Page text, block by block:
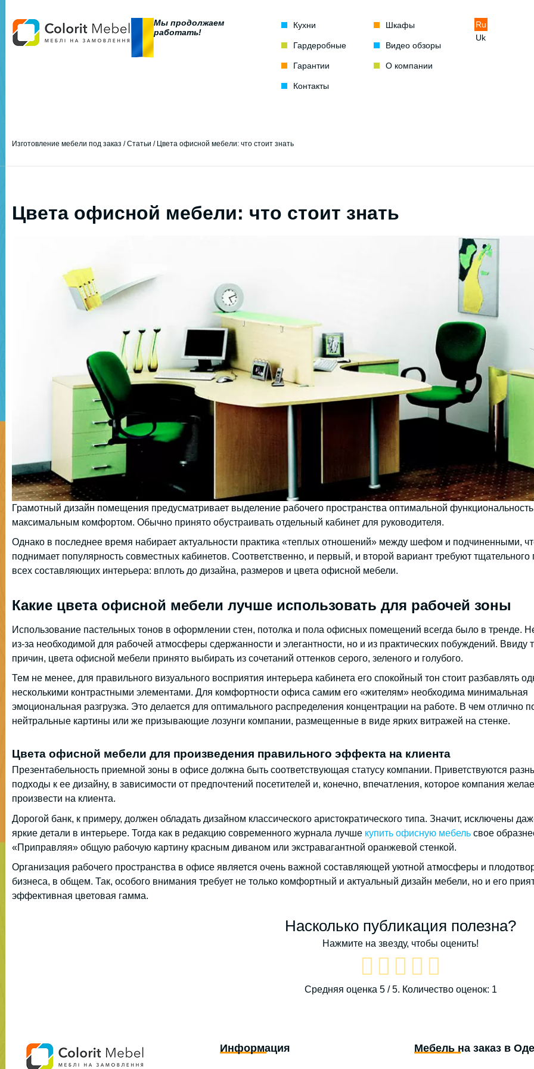
Мы продолжаем
работать!
Кухни Шкафы
Гардеробные Видео обзоры
Гарантии О компании
Контакты
Uk
Ru
Изготовление мебели под заказ /Статьи / Цвета офисной мебели: что стоит знать
Цвета офисной мебели: что стоит знать
Грамотный дизайн помещения предусматривает выделение рабочего пространства оптимальной
максимальным комфортом. Обычно принято обустраивать отдельный кабинет для руководителя.
Однако в последнее время набирает актуальности практика «теплых отношений» между шефом и подчиненными,
поднимает популярность совместных кабинетов. Соответственно, и первый, и второй вариант требуют тщательного
всех составляющих интерьера: вплоть до дизайна, размеров и цвета офисной мебели.
Какие цвета офисной мебели лучше использовать для рабочей зоны
Использование пастельных тонов в оформлении стен, потолка и пола офисных помещений всегда было в тренде.
из-за необходимой для рабочей атмосферы сдержанности и элегантности, но и из практических побуждений. Ввиду
причин, цвета офисной мебели принято выбирать из сочетаний оттенков серого, зеленого и голубого.
Тем не менее, для правильного визуального восприятия интерьера кабинета его спокойный тон стоит разбавлять
несколькими контрастными элементами. Для комфортности офиса самим его «жителям» необходима минимальная
эмоциональная разгрузка. Это делается для оптимального распределения концентрации на работе. В чем отлично
нейтральные картины или же призывающие лозунги компании, размещенные в виде ярких витражей на стенке.
Цвета офисной мебели для произведения правильного эффекта на клиента
Презентабельность приемной зоны в офисе должна быть соответствующая статусу компании. Приветствуются
подходы к ее дизайну, в зависимости от предпочтений посетителей и, конечно, впечатления, которое компания
произвести на клиента.
Дорогой банк, к примеру, должен обладать дизайном классического аристократического типа. Значит, исключены
яркие детали в интерьере. Тогда как в редакцию современного журнала лучше купить офисную мебель свое
«Приправляя» общую рабочую картину красным диваном или экстравагантной оранжевой стенкой.
Организация рабочего пространства в офисе является очень важной составляющей уютной атмосферы и
бизнеса, в общем. Так, особого внимания требует не только комфортный и актуальный дизайн мебели, но и его
эффективная цветовая гамма.
Насколько публикация полезна?
Нажмите на звезду, чтобы оценить!
Средняя оценка 5/ 5. Количество оценок: 1
Информация Мебель на заказ в